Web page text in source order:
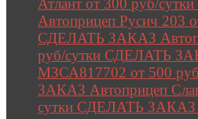
Атлант от 300 руб/
Автоприцеп Русич 203
СДЕЛАТЬ ЗАКАЗ
руб/сутки СДЕЛАТЬ
МЗСА817702 от 500
ЗАКАЗ Автоприцеп
сутки СДЕЛАТЬ